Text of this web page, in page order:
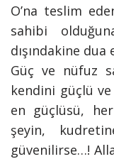
O’na teslim
sahibi
dışındakine
Güç ve nüfuz
kendini güçlü
en güçlüsü,
şeyin,
güvenilirse…!